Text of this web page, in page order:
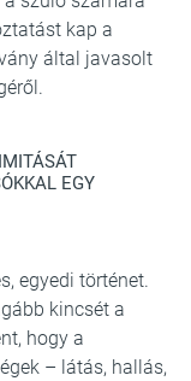
kap a
által javasolt
EGY
egyedi történet.
kincsét a
hogy a
– látás, hallás,